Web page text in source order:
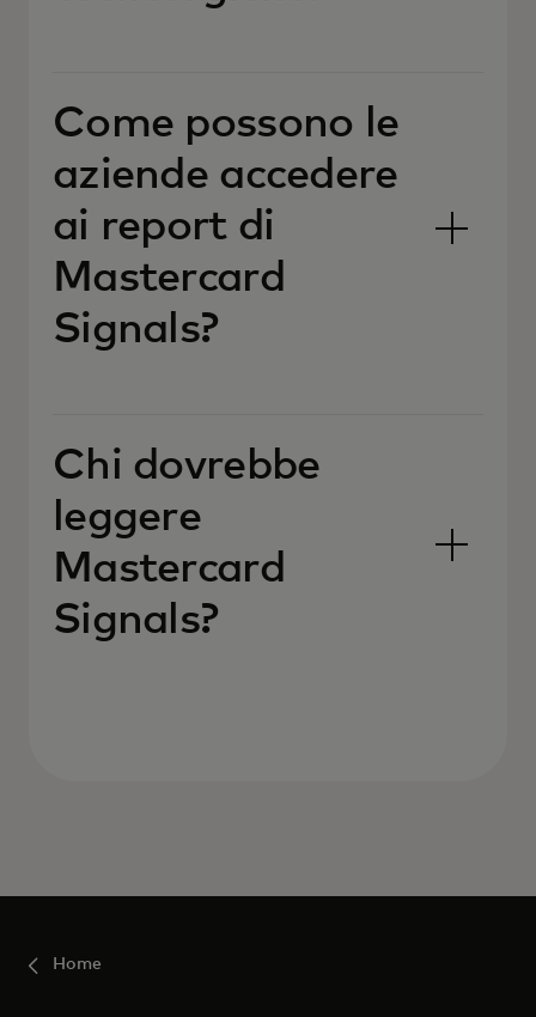
Come possono le
aziende accedere
ai report di
Mastercard
Signals?
Chi dovrebbe
leggere
Mastercard
Signals?
Home